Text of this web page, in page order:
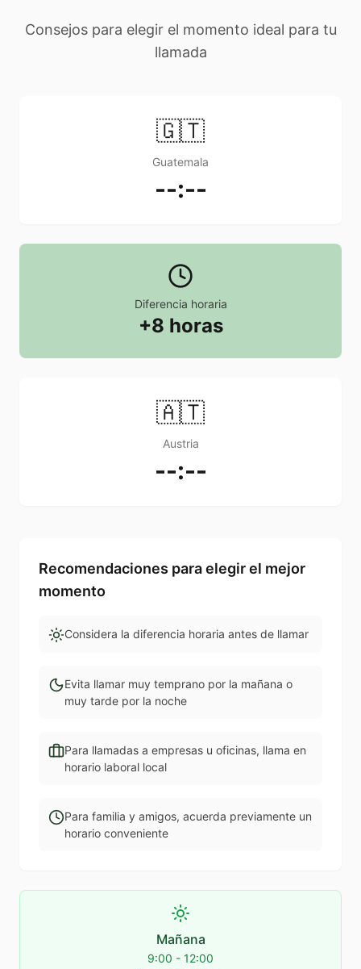
Consejos para elegir el momento ideal para tu
llamada
🇬🇹
Guatemala
--:--
Diferencia horaria
+8 horas
🇦🇹
Austria
--:--
Recomendaciones para elegir el mejor
momento
Considera la diferencia horaria antes de llamar
Evita llamar muy temprano por la mañana o
muy tarde por la noche
Para llamadas a empresas u oficinas, llama en
horario laboral local
Para familia y amigos, acuerda previamente un
horario conveniente
Mañana
9:00 - 12:00